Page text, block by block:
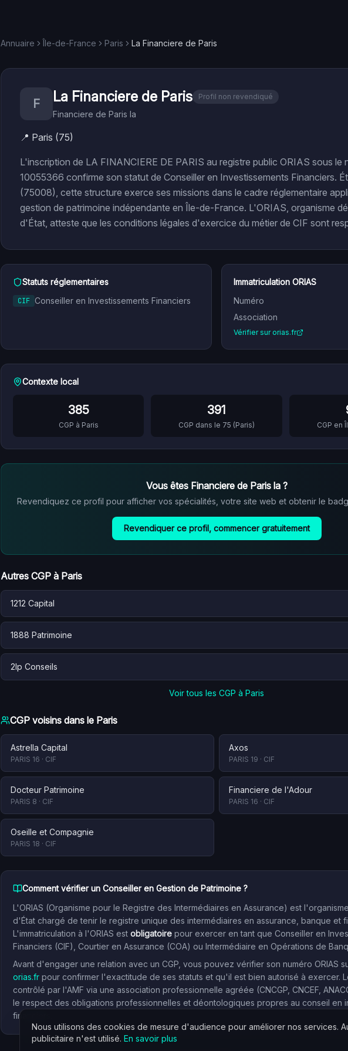
Annuaire Île-de-France Paris La Financiere de Paris
F La Financiere de Paris Profil non revendiqué
Financiere de Paris la
📍 Paris (75)
L'inscription de LA FINANCIERE DE PARIS au registre public ORIAS sous le
10055366 confirme son statut de Conseiller en Investissements Financiers.
(75008), cette structure exerce ses missions dans le cadre réglementaire
gestion de patrimoine indépendante en Île-de-France. L'ORIAS, organisme
d'État, atteste que les conditions légales d'exercice du métier de CIF sont
Statuts réglementaires
CIF Conseiller en Investissements Financiers
Immatriculation ORIAS
Numéro
Association
Vérifier sur orias.fr
Contexte local
385
CGP à Paris
391
CGP dans le 75 (Paris) CGP en
Vous êtes Financiere de Paris la?
Revendiquez ce profil pour afficher vos spécialités, votre site web et obtenir le
Revendiquer ce profil, commencer gratuitement
Autres CGP à Paris
1212 Capital
1888 Patrimoine
2lp Conseils
Voir tous les CGP à Paris
CGP voisins dans le Paris
Astrella Capital
PARIS 16 · CIF
Axos
PARIS 19 · CIF
Docteur Patrimoine
PARIS 8 · CIF
Financiere de l'Adour
PARIS 16 · CIF
Oseille et Compagnie
PARIS 18 · CIF
Comment vérifier un Conseiller en Gestion de Patrimoine ?
L'ORIAS (Organisme pour le Registre des Intermédiaires en Assurance) est
d'État chargé de tenir le registre unique des intermédiaires en assurance, banque et
L'immatriculation à l'ORIAS est obligatoire pour exercer en tant que Conseiller en
Financiers (CIF), Courtier en Assurance (COA) ou Intermédiaire en Opérations de
Avant d'engager une relation avec un CGP, vous pouvez vérifier son numéro ORIAS
orias.fr pour confirmer l'exactitude de ses statuts et qu'il est bien autorisé à exercer.
contrôlé par l'AMF via une association professionnelle agréée (CNCGP, CNCEF,
le respect des obligations professionnelles et déontologiques propres au conseil en
financiers.
Nous utilisons des cookies de mesure d'audience pour améliorer nos services.
publicitaire n'est utilisé. En savoir plus